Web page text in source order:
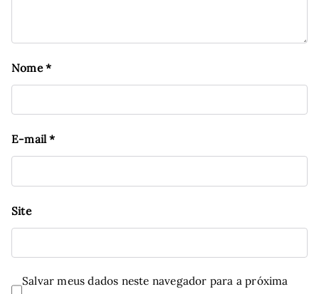
Nome*
E-mail*
Site
Salvar meus dados neste navegador para a próxima